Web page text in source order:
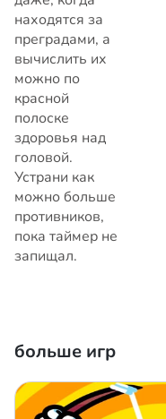
находятся за
преградами, а
вычислить их
можно по
красной
полоске
здоровья над
головой.
Устрани как
можно больше
противников,
пока таймер не
запищал.
больше игр